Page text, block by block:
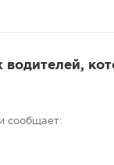
сообщает: